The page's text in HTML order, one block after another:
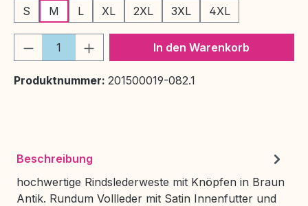
S
M L XL 2XL 3XL 4XL
Produkt Anzahl: Gib denIn den Warenkorb
Produktnummer: 201500019-082.1
Beschreibung
hochwertige Rindslederweste mit Knöpfen in Braun
Antik. Rundum Vollleder mit Satin Innenfutter und